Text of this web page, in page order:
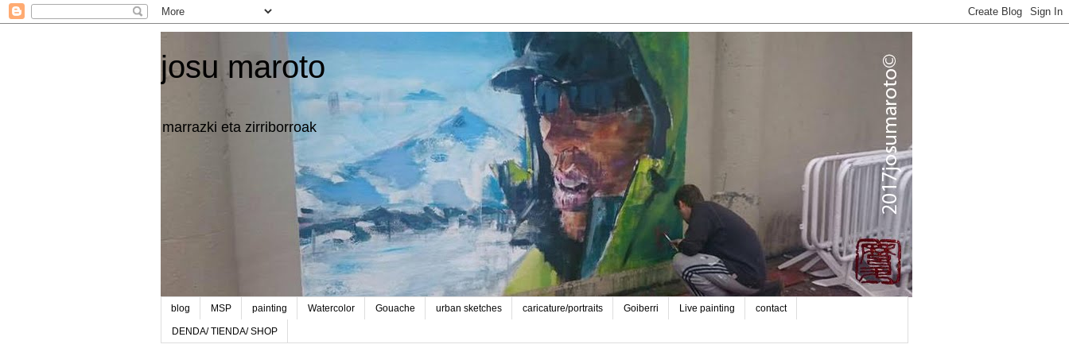
josu maroto
marrazki eta zirriborroak
blog MSP painting Watercolor Gouache urban sketches caricature/portraits Goiberri Live painting contact
DENDA/ TIENDA/ SHOP